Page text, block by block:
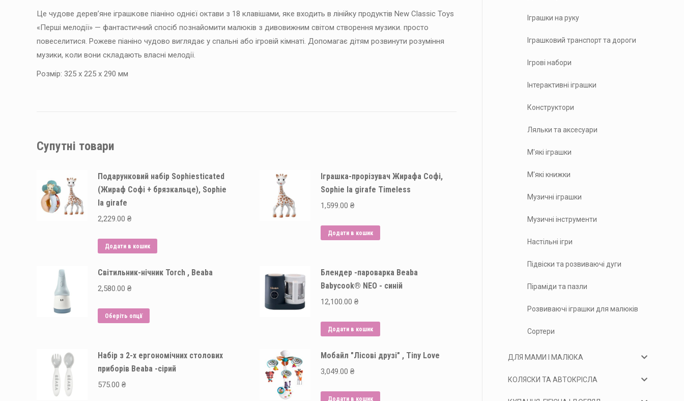
Це чудове дерев’яне іграшкове піаніно однієї октави з 18 клавішами, яке входить в лінійку продуктів New Classic Toys
«Перші мелодії» — фантастичний спосіб познайомити малюків з дивовижним світом створення музики. просто
повеселитися. Рожеве піаніно чудово виглядає у спальні або ігровій кімнаті. Допомагає дітям розвинути розуміння
музики, коли вони складають власні мелодії.
Розмір: 325 х 225 х 290 мм
Супутні товари
Подарунковий набір Sophiesticated
(Жираф Софі + брязкальце), Sophie
la girafe
2,229.00 ₴
Додати в кошик
Іграшка-прорізувач Жирафа Софі,
Sophie la girafe Timeless
1,599.00 ₴
Додати в кошик
Світильник-нічник Torch , Beaba
2,580.00 ₴
Оберіть опції
кілька
варіантів.
Блендер -пароварка Beaba
Babycook® NEO - синій
12,100.00 ₴
Додати в кошик
Набір з 2-х ергономічних столових
приборів Beaba -сірий
575.00 ₴
Мобайл "Лісові друзі" , Tiny Love
3,049.00 ₴
Додати в кошик
Іграшки на руку
Іграшковий транспорт та дороги
Ігрові набори
Інтерактивні іграшки
Конструктори
Ляльки та аксесуари
М'які іграшки
М'які книжки
Музичні іграшки
Музичні інструменти
Настільні ігри
Підвіски та розвиваючі дуги
Піраміди та пазли
Розвиваючі іграшки для малюків
Сортери
ДЛЯ МАМИ І МАЛЮКА
КОЛЯСКИ ТА АВТОКРІСЛА